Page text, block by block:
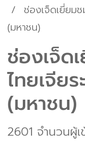
ช่องเจ็ดเยี่ยม
(มหาชน)
ช่องเจ็ด
ไทยเจีย
(มหาชน)
2601 จำนวนผู้เ